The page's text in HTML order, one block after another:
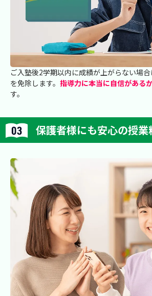
ご入塾後2学期以内に成績が上がらない場
を免除します。 指導力に本当に自信がある
す。
保護者様にも安心の授業